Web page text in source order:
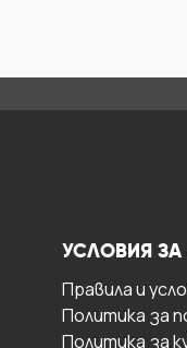
УСЛОВИЯ ЗА
Правила и
Политика за
Политика за